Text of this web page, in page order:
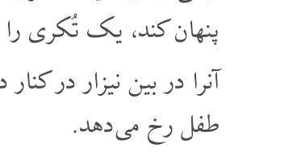
پنهان کند، یک تُکری را
آنرا در بین نیزار در
طفل رخ می دهد.